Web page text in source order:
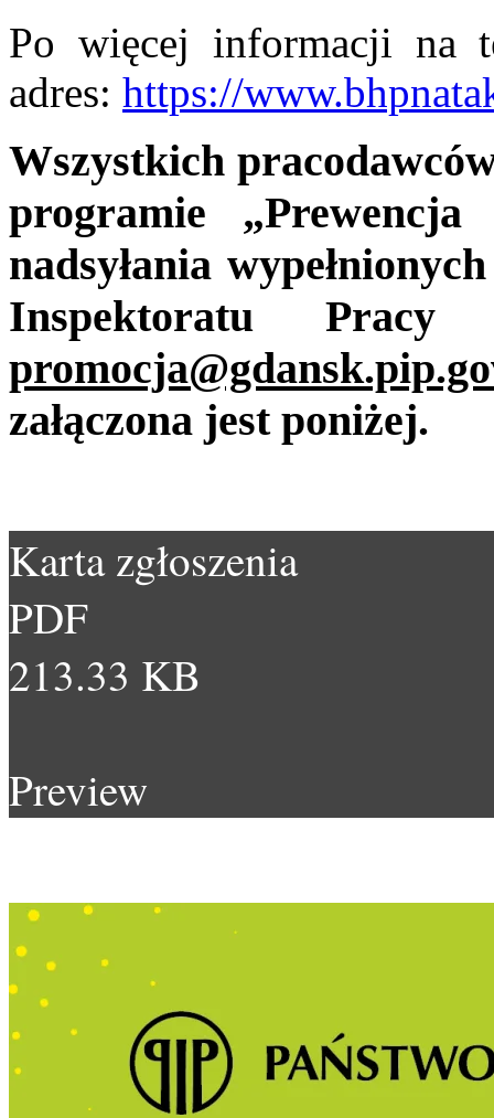
Po więcej informacji na
adres: https://
Wszystkich
programie
nadsyłania
Inspektoratu
załączona jest poniżej.
Karta zgłoszenia
PDF
213.33 KB
Preview